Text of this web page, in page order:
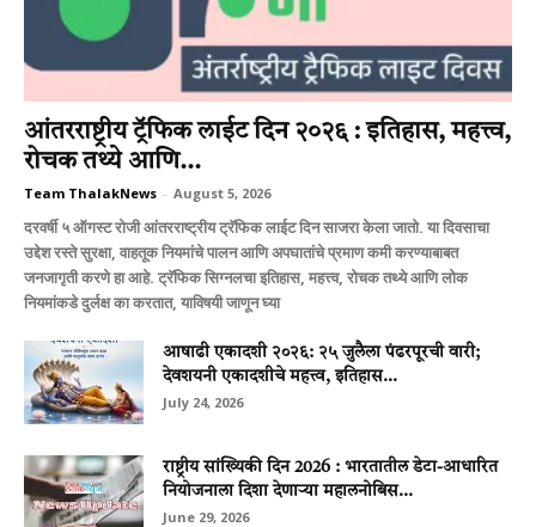
आंतरराष्ट्रीय ट्रॅफिक लाईट दिन २०२६ : इतिहास, महत्त्व,
रोचक तथ्ये आणि...
Team ThalakNews - August 5, 2026
दरवर्षी ५ ऑगस्ट रोजी आंतरराष्ट्रीय ट्रॅफिक लाईट दिन साजरा केला जातो. या दिवसाचा
उद्देश रस्ते सुरक्षा, वाहतूक नियमांचे पालन आणि अपघातांचे प्रमाण कमी करण्याबाबत
जनजागृती करणे हा आहे. ट्रॅफिक सिग्नलचा इतिहास, महत्त्व, रोचक तथ्ये आणि लोक
नियमांकडे दुर्लक्ष का करतात, याविषयी जाणून घ्या
आषाढी एकादशी २०२६: २५ जुलैला पंढरपूरची वारी;
देवशयनी एकादशीचे महत्त्व, इतिहास...
July 24, 2026
राष्ट्रीय सांख्यिकी दिन 2026 : भारतातील डेटा-आधारित
नियोजनाला दिशा देणाऱ्या महालनोबिस...
June 29, 2026